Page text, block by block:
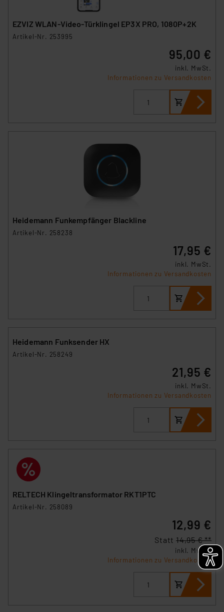
EZVIZ WLAN-Video-Türklingel EP3X PRO, 1080P+2K
Artikel-Nr. 253995
95,00 €
inkl. MwSt.
Informationen zu Versandkosten
Heidemann Funkempfänger Blackline
Artikel-Nr. 258238
17,95 €
inkl. MwSt.
Informationen zu Versandkosten
Heidemann Funksender HX
Artikel-Nr. 258249
21,95 €
inkl. MwSt.
Informationen zu Versandkosten
RELTECH Klingeltransformator RKT1PTC
Artikel-Nr. 258089
12,99 €
Statt 14,95 € **
inkl. MwSt.
Informationen zu Versandkosten